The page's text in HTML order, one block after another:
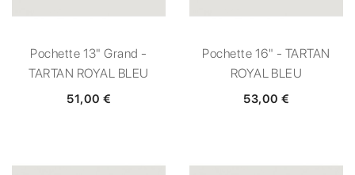
Pochette 13" Grand -
TARTAN ROYAL BLEU
51,00 €
Pochette 16" - TARTAN
ROYAL BLEU
53,00 €